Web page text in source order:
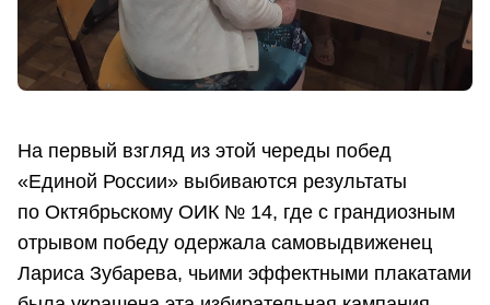
На первый взгляд из этой череды побед
«Единой России» выбиваются результаты
по Октябрьскому ОИК № 14, где с грандиозным
отрывом победу одержала самовыдвиженец
Лариса Зубарева, чьими эффектными плакатами